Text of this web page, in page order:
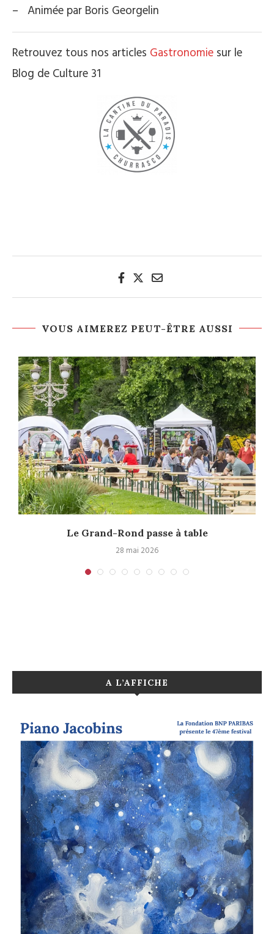
– Animée par Boris Georgelin
Retrouvez tous nos articles Gastronomie sur le
Blog de Culture 31
VOUS AIMEREZ PEUT-ÊTRE AUSSI
Le Grand-Rond passe à table
28 mai 2026
A L’AFFICHE